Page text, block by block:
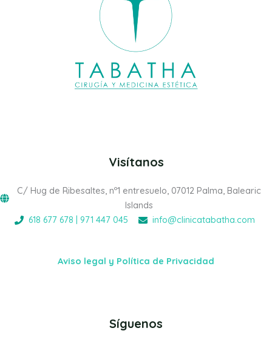
Visítanos
C/ Hug de Ribesaltes, nº1 entresuelo, 07012 Palma, Balearic
Islands
618 677 678 | 971 447 045
info@clinicatabatha.com
Aviso legal y Política de Privacidad
Síguenos